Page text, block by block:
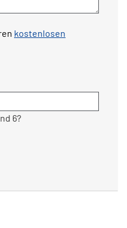
kostenlosen
6?